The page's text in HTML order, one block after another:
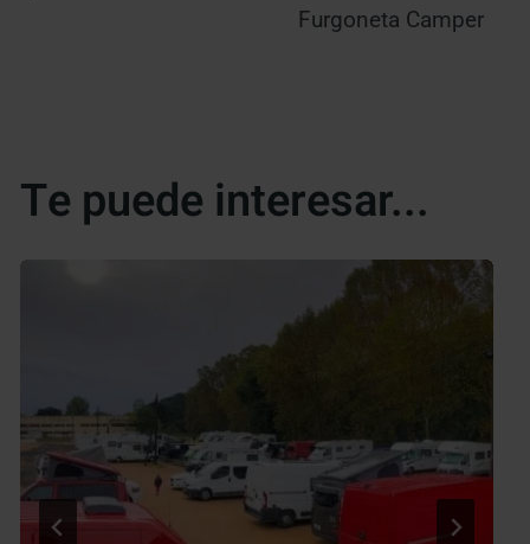
Furgoneta Camper
Te puede interesar...